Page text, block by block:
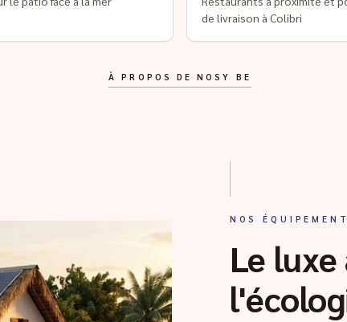
de livraison à Colibri
À PROPOS DE NOSY BE
NOS
Le